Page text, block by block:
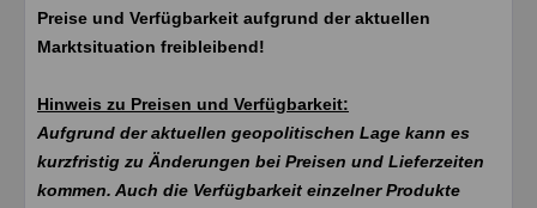
Preise und Verfügbarkeit aufgrund der aktuellen
Marktsituation freibleibend!
Hinweis zu Preisen und Verfügbarkeit:
Aufgrund der aktuellen geopolitischen Lage kann es
kurzfristig zu Änderungen bei Preisen und Lieferzeiten
kommen. Auch die Verfügbarkeit einzelner Produkte